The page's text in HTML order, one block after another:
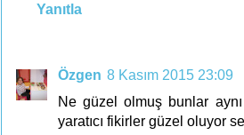
Yanıtla
Özgen 8 Kasım 2015 23:09
Ne güzel olmuş bunlar
yaratıcı fikirler güzel oluyor